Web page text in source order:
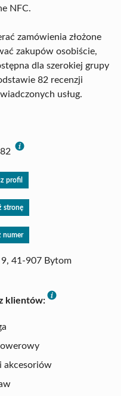
NFC.
zamówienia złożone
zakupów osobiście,
dla szerokiej grupy
82 recenzji
usług.
82
profil
stronę
numer
9, 41-907 Bytom
klientów:
akcesoriów